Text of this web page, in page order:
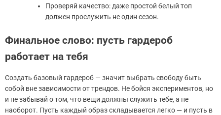
Проверяй качество: даже простой белый топ
должен прослужить не один сезон.
Финальное слово: пусть гардероб
работает на тебя
Создать базовый гардероб — значит выбрать свободу быть
собой вне зависимости от трендов. Не бойся экспериментов, но
и не забывай о том, что вещи должны служить тебе, а не
наоборот. Пусть каждый образ складывается легко — и пусть в